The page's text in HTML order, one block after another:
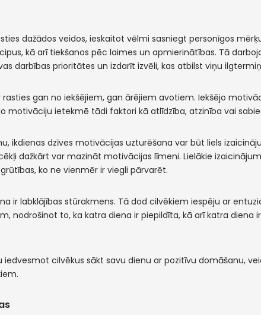
dažādos veidos, ieskaitot vēlmi sasniegt personīgos
kā arī tiekšanos pēc laimes un apmierinātības. Tā
darbības prioritātes un izdarīt izvēli, kas atbilst viņu
gan no iekšējiem, gan ārējiem avotiem. Iekšējo
motivāciju ietekmē tādi faktori kā atlīdzība, atzinība vai
ikdienas dzīves motivācijas uzturēšana var būt liels
dažkārt var mazināt motivācijas līmeni. Lielākie
ko ne vienmēr ir viegli pārvarēt.
ir labklājības stūrakmens. Tā dod cilvēkiem iespēju ar
nodrošinot to, ka katra diena ir piepildīta, kā arī katra diena
cilvēkus sākt savu dienu ar pozitīvu domāšanu,